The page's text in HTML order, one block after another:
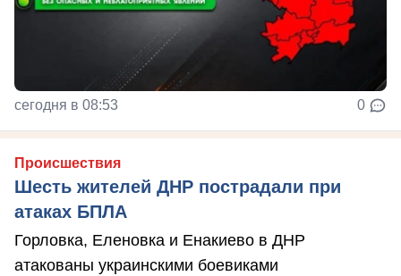
сегодня в 08:53 0
Происшествия
Шесть жителей ДНР пострадали при
атаках БПЛА
Горловка, Еленовка и Енакиево в ДНР
атакованы украинскими боевиками